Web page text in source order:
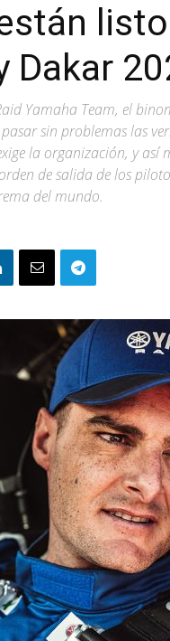
Dakar
Yamaha Team, el
sin problemas las
la organización, y
de salida de los
del mundo.